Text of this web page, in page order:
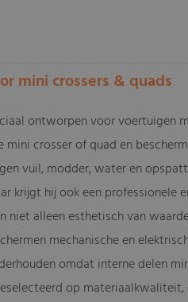
mini crossers & quads
ontworpen voor voertuigen
crosser of quad en
vuil, modder, water en
krijgt hij ook een professionele
niet alleen esthetisch van
mechanische en
omdat interne delen
op